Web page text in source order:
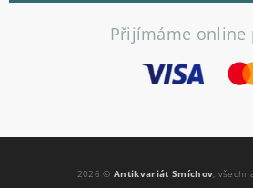
Přijímáme online
2026 ©Antikvariát Smíchov,